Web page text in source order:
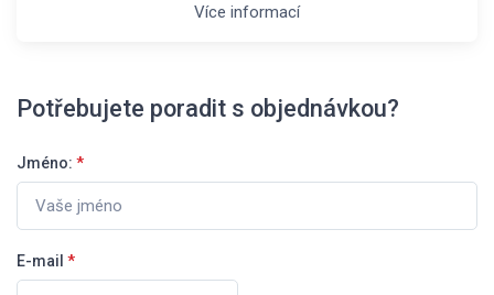
Více informací
Potřebujete poradit s objednávkou?
Jméno: *
E-mail *